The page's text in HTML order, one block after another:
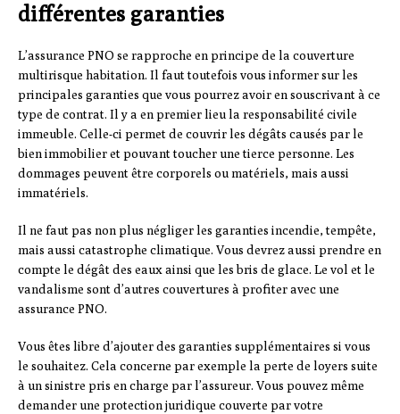
différentes garanties
L’assurance PNO se rapproche en principe de la couverture
multirisque habitation. Il faut toutefois vous informer sur les
principales garanties que vous pourrez avoir en souscrivant à ce
type de contrat. Il y a en premier lieu la responsabilité civile
immeuble. Celle-ci permet de couvrir les dégâts causés par le
bien immobilier et pouvant toucher une tierce personne. Les
dommages peuvent être corporels ou matériels, mais aussi
immatériels.
Il ne faut pas non plus négliger les garanties incendie, tempête,
mais aussi catastrophe climatique. Vous devrez aussi prendre en
compte le dégât des eaux ainsi que les bris de glace. Le vol et le
vandalisme sont d’autres couvertures à profiter avec une
assurance PNO.
Vous êtes libre d’ajouter des garanties supplémentaires si vous
le souhaitez. Cela concerne par exemple la perte de loyers suite
à un sinistre pris en charge par l’assureur. Vous pouvez même
demander une protection juridique couverte par votre